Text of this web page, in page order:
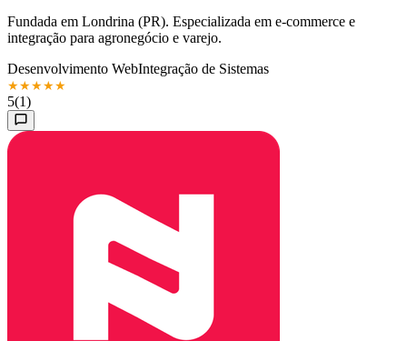
Fundada em Londrina (PR). Especializada em e-commerce e
integração para agronegócio e varejo.
Desenvolvimento WebIntegração de Sistemas
★★★★★
5(1)